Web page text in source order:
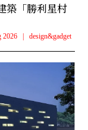
築「勝利星村
2026 design&gadget